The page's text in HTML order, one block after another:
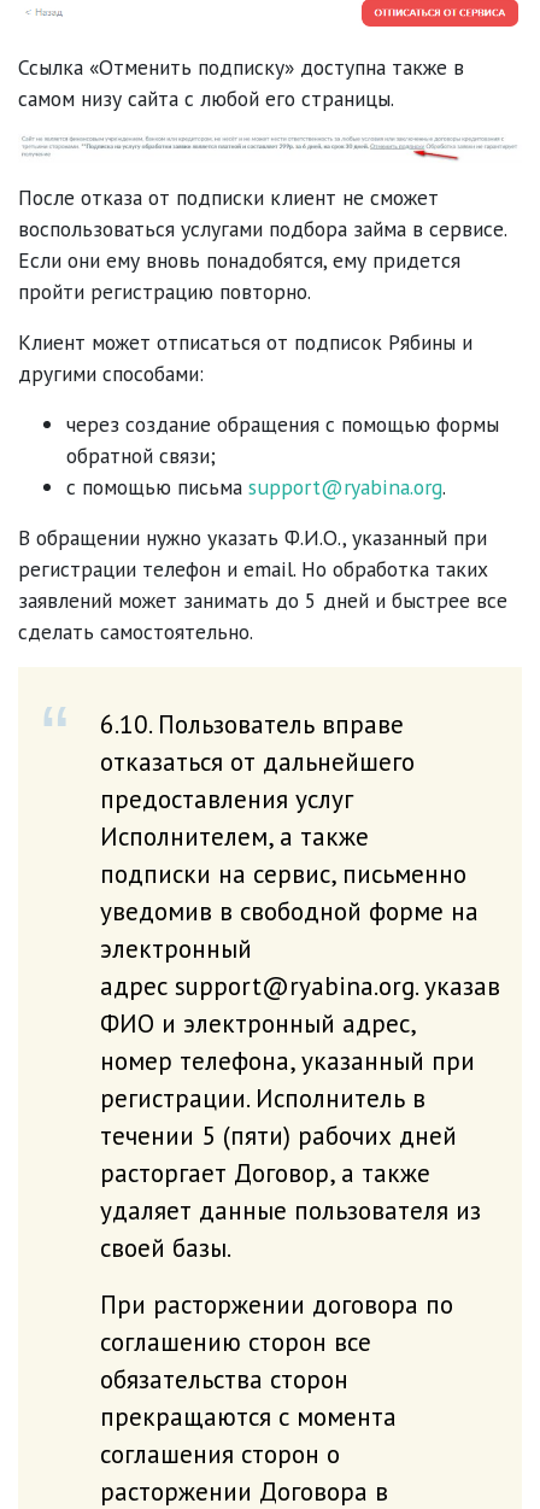
Ссылка «Отменить подписку» доступна также в
самом низу сайта с любой его страницы.
После отказа от подписки клиент не сможет
воспользоваться услугами подбора займа в сервисе.
Если они ему вновь понадобятся, ему придется
пройти регистрацию повторно.
Клиент может отписаться от подписок Рябины и
другими способами:
через создание обращения с помощью формы
обратной связи;
с помощью письма support@ryabina.org.
В обращении нужно указать Ф.И.О., указанный при
регистрации телефон и email. Но обработка таких
заявлений может занимать до 5 дней и быстрее все
сделать самостоятельно.
6.10. Пользователь вправе
отказаться oт дальнейшего
предоставления услуг
Исполнителем, а также
подписки на сервис, письменно
уведомив в свободной форме на
электронный
адрес support@ryabina.org. указав
ФИО и электронный адрес,
номер телефона, указанный при
регистрации. Исполнитель в
течении 5 (пяти) рабочих дней
расторгает Договор, а также
удаляет данные пользователя из
своей базы.
При расторжении договора по
соглашению стoрон все
обязательства сторон
прекращаются с момента
соглашения сторoн о
расторжении Договора в